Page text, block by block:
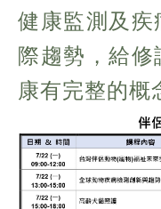
健康監測及疾
際趨勢，給
康有完整的概